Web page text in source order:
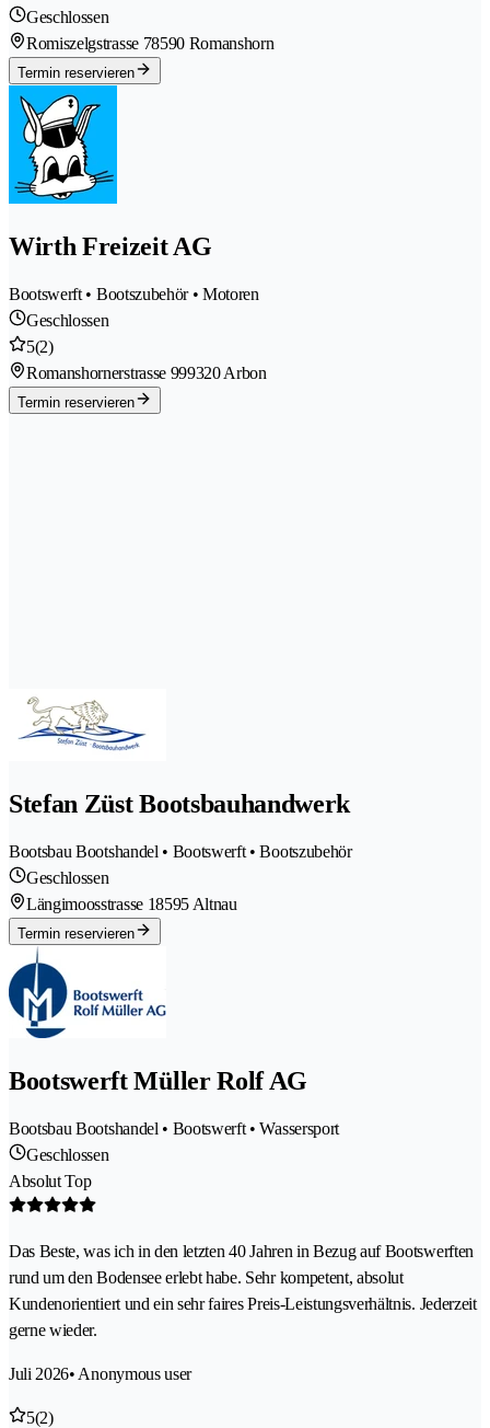
Geschlossen
Romiszelgstrasse 78590 Romanshorn
Termin reservieren
Wirth Freizeit AG
Bootswerft • Bootszubehör • Motoren
Geschlossen
5(2)
Romanshornerstrasse 999320 Arbon
Termin reservieren
Stefan Züst Bootsbauhandwerk
Bootsbau Bootshandel • Bootswerft • Bootszubehör
Geschlossen
Längimoosstrasse 18595 Altnau
Termin reservieren
Bootswerft Müller Rolf AG
Bootsbau Bootshandel • Bootswerft • Wassersport
Geschlossen
Absolut Top
Das Beste, was ich in den letzten 40 Jahren in Bezug auf Bootswerften
rund um den Bodensee erlebt habe. Sehr kompetent, absolut
Kundenorientiert und ein sehr faires Preis-Leistungsverhältnis. Jederzeit
gerne wieder.
Juli 2026• Anonymous user
5(2)